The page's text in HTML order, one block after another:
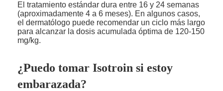
El tratamiento estándar dura entre 16 y 24 semanas
(aproximadamente 4 a 6 meses). En algunos casos,
el dermatólogo puede recomendar un ciclo más largo
para alcanzar la dosis acumulada óptima de 120-150
mg/kg.
¿Puedo tomar Isotroin si estoy
embarazada?